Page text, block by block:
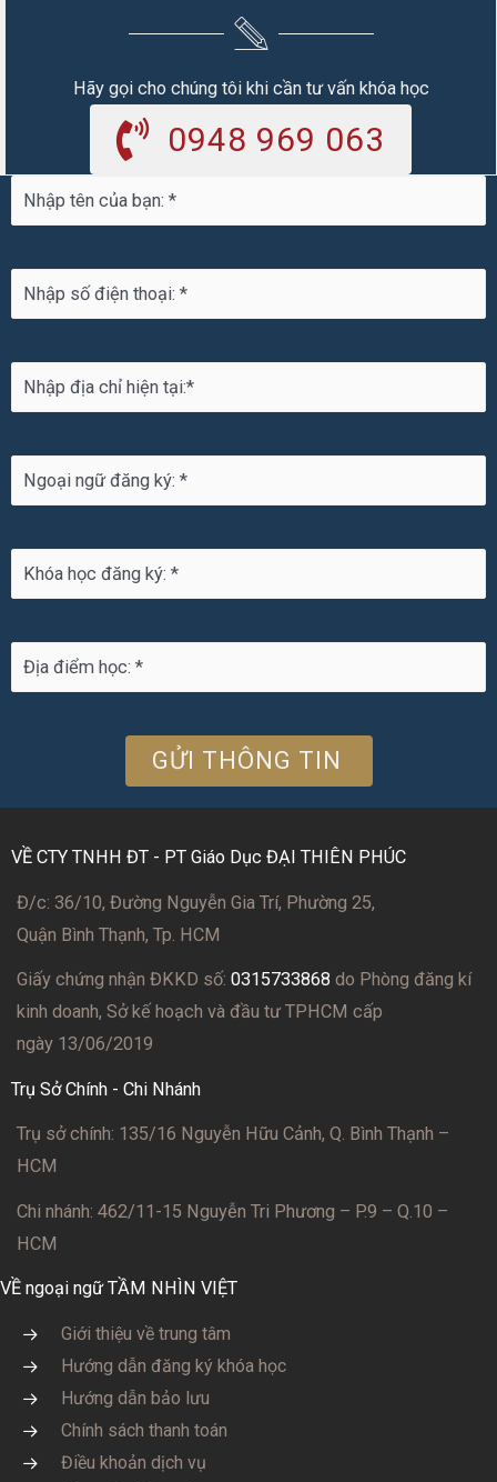
Hãy gọi cho chúng tôi khi cần tư vấn khóa học
0948 969 063
VỀ CTY TNHH ĐT - PT Giáo Dục ĐẠI THIÊN PHÚC
Đ/c: 36/10, Đường Nguyễn Gia Trí, Phường 25,
Quận Bình Thạnh, Tp. HCM
Giấy chứng nhận ĐKKD số: 0315733868 do Phòng đăng kí
kinh doanh, Sở kế hoạch và đầu tư TPHCM cấp
ngày 13/06/2019
Trụ Sở Chính - Chi Nhánh
Trụ sở chính: 135/16 Nguyễn Hữu Cảnh, Q. Bình Thạnh –
HCM
Chi nhánh: 462/11-15 Nguyễn Tri Phương – P.9 – Q.10 –
HCM
VỀ ngoại ngữ TẦM NHÌN VIỆT
Giới thiệu về trung tâm
Hướng dẫn đăng ký khóa học
Hướng dẫn bảo lưu
Chính sách thanh toán
Điều khoản dịch vụ